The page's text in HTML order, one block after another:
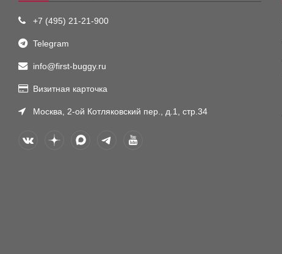
+7 (495) 21-21-900
Telegram
info@first-buggy.ru
Визитная карточка
Москва, 2-ой Котляковский пер., д.1, стр.34